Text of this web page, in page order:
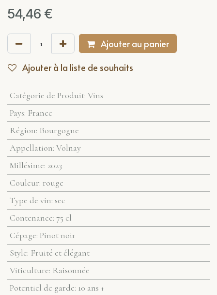
54,46 €
Ajouter au panier
Ajouter à la liste de souhaits
Catégorie de Produit: Vins
Pays: France
Région: Bourgogne
Appellation: Volnay
Millésime: 2023
Couleur: rouge
Type de vin: sec
Contenance: 75 cl
Cépage: Pinot noir
Style: Fruité et élégant
Viticulture: Raisonnée
Potentiel de garde: 10 ans +